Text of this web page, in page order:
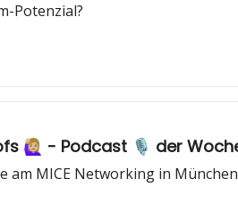
Potenzial?
am MICE Networking in